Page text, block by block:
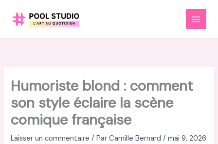
MAIN
Humoriste blond : comment
son style éclaire la scène
comique française
Laisser un commentaire / ParCamille Bernard/mai 9, 2026